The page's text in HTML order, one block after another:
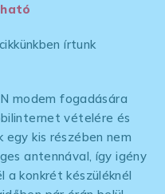
írtunk
modem fogadására
vételére és
egy kis részében nem
antennával, így igény
a konkrét készüléknél